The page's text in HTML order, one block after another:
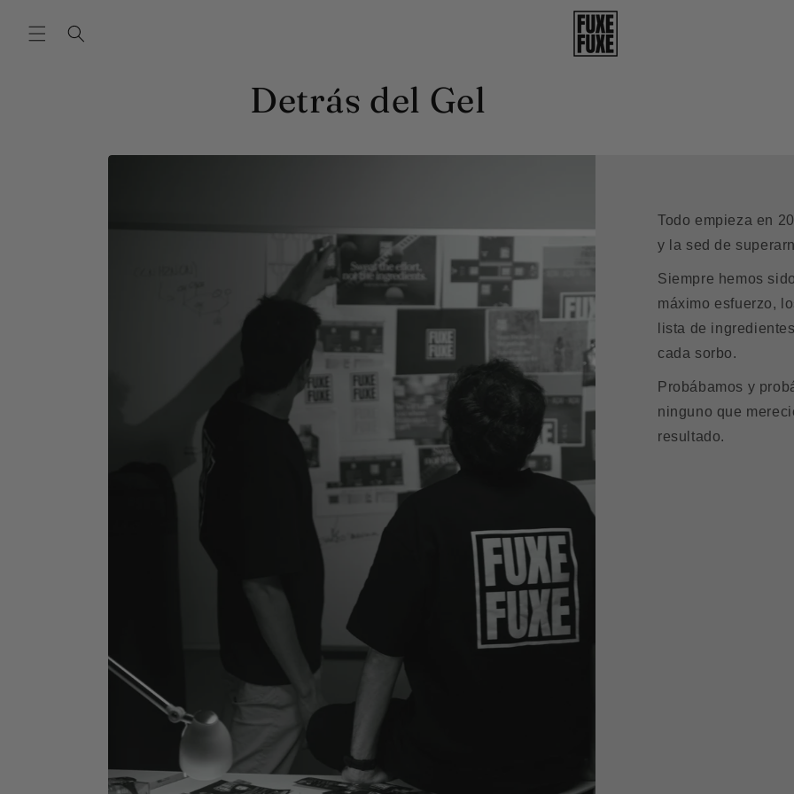
al contenido
Detrás del Gel
Todo empieza en
y la sed de
Siempre hemos
máximo esfuerzo,
lista de
cada sorbo.
Probábamos y
ninguno que
resultado.